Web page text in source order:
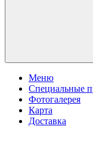
Меню
Специальные
Фотогалерея
Карта
Доставка